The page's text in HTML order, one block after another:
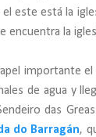
este está la
encuentra la
importante el
de agua y
das
do Barragán,